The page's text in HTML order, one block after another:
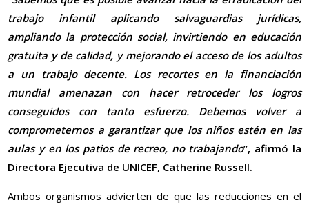
trabajo infantil aplicando salvaguardias jurídicas,
ampliando la protección social, invirtiendo en educación
gratuita y de calidad, y mejorando el acceso de los adultos
a un trabajo decente. Los recortes en la financiación
mundial amenazan con hacer retroceder los logros
conseguidos con tanto esfuerzo. Debemos volver a
comprometernos a garantizar que los niños estén en las
aulas y en los patios de recreo, no trabajando”, afirmó la
Directora Ejecutiva de UNICEF, Catherine Russell.
Ambos organismos advierten de que las reducciones en el